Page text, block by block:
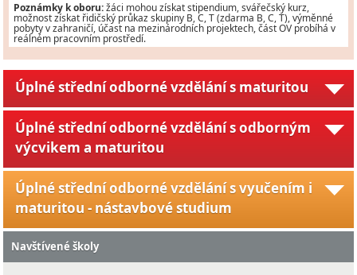
Poznámky k oboru:žáci mohou získat stipendium, svářečský kurz,
možnost získat řidičský průkaz skupiny B, C, T (zdarma B, C, T), výměnné
pobyty v zahraničí, účast na mezinárodních projektech, část OV probíhá v
reálném pracovním prostředí.
Úplné střední odborné vzdělání s maturitou
Úplné střední odborné vzdělání s odborným
výcvikem a maturitou
Úplné střední odborné vzdělání s vyučením i
maturitou - nástavbové studium
Navštívené školy